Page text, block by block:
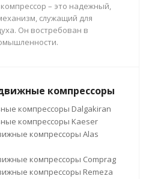
– это надежный,
служащий для
Он востребован в
компрессоры
компрессоры Dalgakiran
компрессоры Kaeser
компрессоры Alas
компрессоры Comprag
компрессоры Remeza